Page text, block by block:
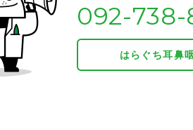
092-738-
はらぐち耳鼻